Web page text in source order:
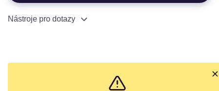
Nástroje pro dotazy